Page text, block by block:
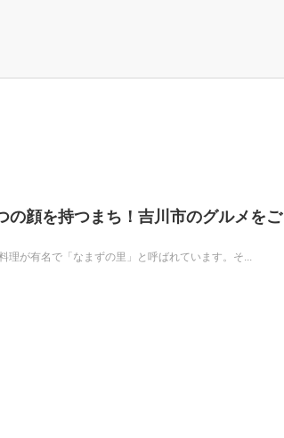
顔を持つまち！吉川市のグルメをご
理が有名で「なまずの里」と呼ばれています。そ...